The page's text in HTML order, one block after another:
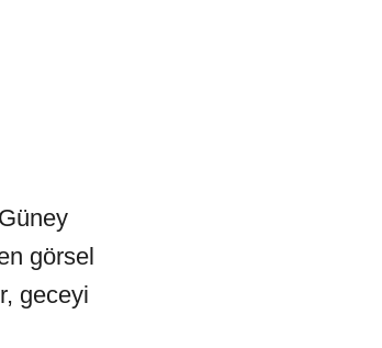
görsel
geceyi